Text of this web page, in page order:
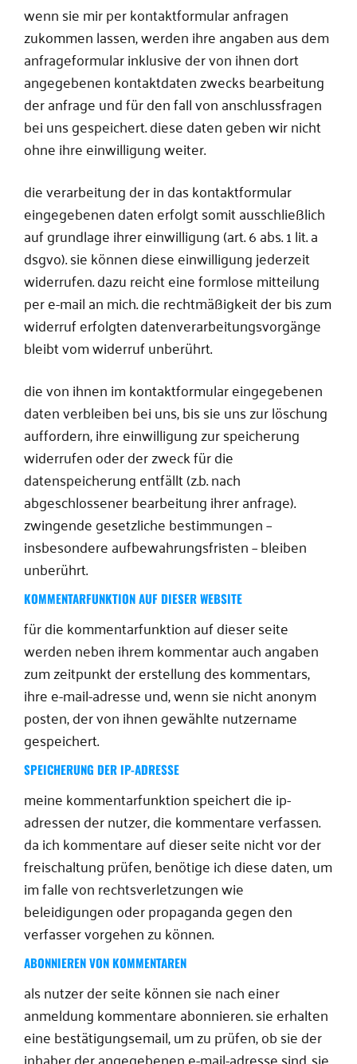
wenn sie mir per kontaktformular anfragen
zukommen lassen, werden ihre angaben aus dem
anfrageformular inklusive der von ihnen dort
angegebenen kontaktdaten zwecks bearbeitung
der anfrage und für den fall von anschlussfragen
bei uns gespeichert. diese daten geben wir nicht
ohne ihre einwilligung weiter.
die verarbeitung der in das kontaktformular
eingegebenen daten erfolgt somit ausschließlich
auf grundlage ihrer einwilligung (art. 6 abs. 1 lit. a
dsgvo). sie können diese einwilligung jederzeit
widerrufen. dazu reicht eine formlose mitteilung
per e-mail an mich. die rechtmäßigkeit der bis zum
widerruf erfolgten datenverarbeitungsvorgänge
bleibt vom widerruf unberührt.
die von ihnen im kontaktformular eingegebenen
daten verbleiben bei uns, bis sie uns zur löschung
auffordern, ihre einwilligung zur speicherung
widerrufen oder der zweck für die
datenspeicherung entfällt (z.b. nach
abgeschlossener bearbeitung ihrer anfrage).
zwingende gesetzliche bestimmungen –
insbesondere aufbewahrungsfristen – bleiben
unberührt.
KOMMENTARFUNKTION AUF DIESER WEBSITE
für die kommentarfunktion auf dieser seite
werden neben ihrem kommentar auch angaben
zum zeitpunkt der erstellung des kommentars,
ihre e-mail-adresse und, wenn sie nicht anonym
posten, der von ihnen gewählte nutzername
gespeichert.
SPEICHERUNG DER IP-ADRESSE
meine kommentarfunktion speichert die ip-
adressen der nutzer, die kommentare verfassen.
da ich kommentare auf dieser seite nicht vor der
freischaltung prüfen, benötige ich diese daten, um
im falle von rechtsverletzungen wie
beleidigungen oder propaganda gegen den
verfasser vorgehen zu können.
ABONNIEREN VON KOMMENTAREN
als nutzer der seite können sie nach einer
anmeldung kommentare abonnieren. sie erhalten
eine bestätigungsemail, um zu prüfen, ob sie der